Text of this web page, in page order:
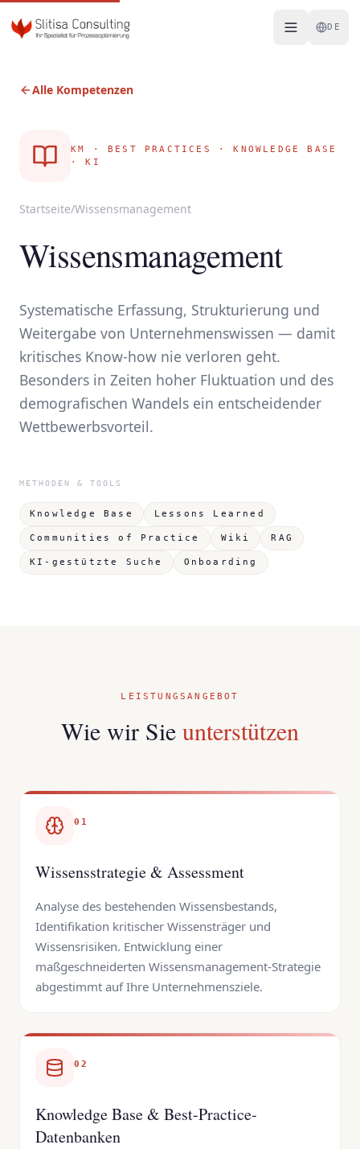
DE
Alle Kompetenzen
KM · BEST PRACTICES · KNOWLEDGE BASE
· KI
Startseite/Wissensmanagement
Wissensmanagement
Systematische Erfassung, Strukturierung und
Weitergabe von Unternehmenswissen — damit
kritisches Know-how nie verloren geht.
Besonders in Zeiten hoher Fluktuation und des
demografischen Wandels ein entscheidender
Wettbewerbsvorteil.
METHODEN & TOOLS
Knowledge Base Lessons Learned
Communities of Practice Wiki RAG
KI-gestützte Suche Onboarding
LEISTUNGSANGEBOT
Wie wir Sie unterstützen
01
Wissensstrategie & Assessment
Analyse des bestehenden Wissensbestands,
Identifikation kritischer Wissensträger und
Wissensrisiken. Entwicklung einer
maßgeschneiderten Wissensmanagement-Strategie
abgestimmt auf Ihre Unternehmensziele.
02
Knowledge Base & Best-Practice-
Datenbanken